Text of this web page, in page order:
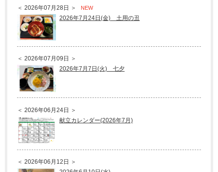
＜ 2026年07月28日 ＞ NEW
2026年7月24日(金) 土用の丑
＜ 2026年07月09日 ＞
2026年7月7日(火) 七夕
＜ 2026年06月24日 ＞
献立カレンダー(2026年7月)
＜ 2026年06月12日 ＞